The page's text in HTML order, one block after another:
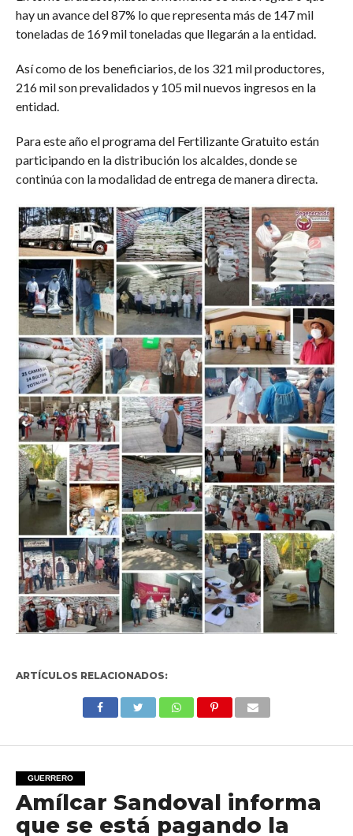
hay un avance del 87% lo que representa más de 147 mil
toneladas de 169 mil toneladas que llegarán a la entidad.
Así como de los beneficiarios, de los 321 mil productores,
216 mil son prevalidados y 105 mil nuevos ingresos en la
entidad.
Para este año el programa del Fertilizante Gratuito están
participando en la distribución los alcaldes, donde se
continúa con la modalidad de entrega de manera directa.
ARTÍCULOS RELACIONADOS:
GUERRERO
Amílcar Sandoval informa
que se está pagando la